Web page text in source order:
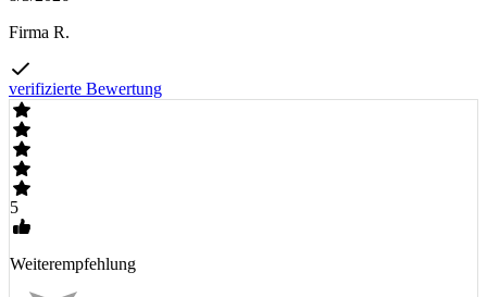
Firma R.
verifizierte Bewertung
5
Weiterempfehlung